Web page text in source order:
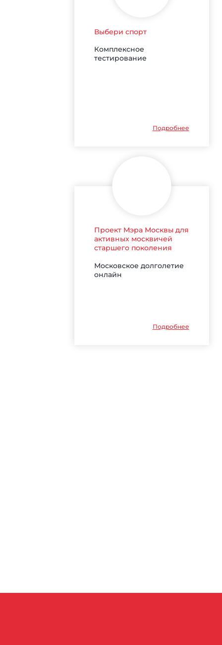
Выбери спорт
Комплексное
тестирование
Подробнее
Проект Мэра Москвы для
активных москвичей
старшего поколения
Московское долголетие
онлайн
Подробнее